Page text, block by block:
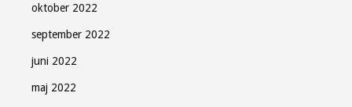
oktober 2022
september 2022
juni 2022
maj 2022